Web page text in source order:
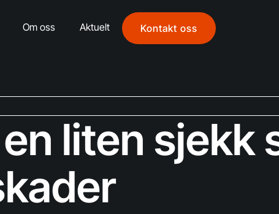
Om oss Aktuelt Kontakt oss
liten sjekk